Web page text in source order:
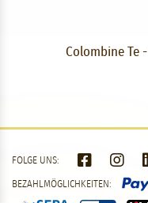
Colombine Te
FOLGE UNS:
BEZAHLMÖGLICHKEITEN: